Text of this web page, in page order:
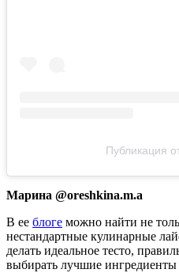
Публикация
Марина @oreshkina.m.a
В ее блоге можно найти не
нестандартные кулинарные
делать идеальное тесто,
выбирать лучшие